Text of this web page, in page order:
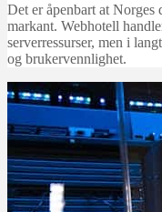
Det er åpenbart at Norges
markant. Webhotell
serverressurser, men i
og brukervennlighet.